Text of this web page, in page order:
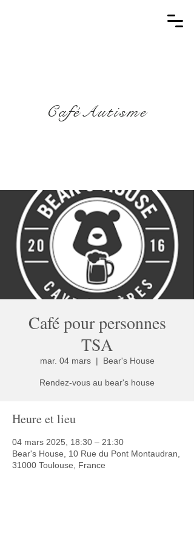
CaféAutisme
Café pour personnes
TSA
mar. 04 mars
  |
Bear's House
Rendez-vous au bear's house
Heure et lieu
04 mars 2025, 18:30 – 21:30
Bear's House, 10 Rue du Pont Montaudran,
31000 Toulouse, France